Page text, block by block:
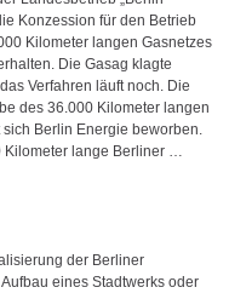
Konzession für den Betrieb
Kilometer langen Gasnetzes
Die Gasag klagte
Verfahren läuft noch. Die
des 36.000 Kilometer langen
Berlin Energie beworben.
Kilometer lange Berliner …
der Berliner
eines Stadtwerks oder